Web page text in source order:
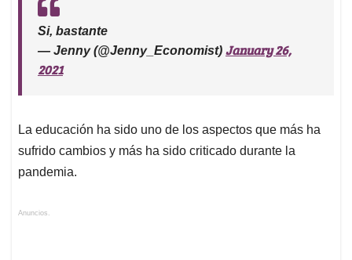
Si, bastante
— Jenny (@Jenny_Economist) January 26,
2021
La educación ha sido uno de los aspectos que más ha
sufrido cambios y más ha sido criticado durante la
pandemia.
Anuncios.